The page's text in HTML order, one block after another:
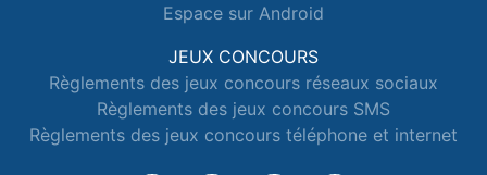
Espace sur Android
JEUX CONCOURS
Règlements des jeux concours réseaux sociaux
Règlements des jeux concours SMS
Règlements des jeux concours téléphone et internet